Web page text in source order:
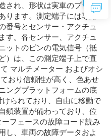
され、形状は実車のプラグ
ります。測定端子には専用
番号とセンサー・アクチュ
す。各センサー、アクチュ
ットのピンの電気信号（抵
）は、この測定端子上で直
マルチメーター およびオシ
おり信頼性が高く、色あせ
ングプラットフォームの底
られており、自由に移動で
鎖装置が備わっており、位
フェースの故障コード読み
し、車両の故障データおよ